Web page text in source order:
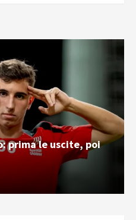
prima le uscite, poi